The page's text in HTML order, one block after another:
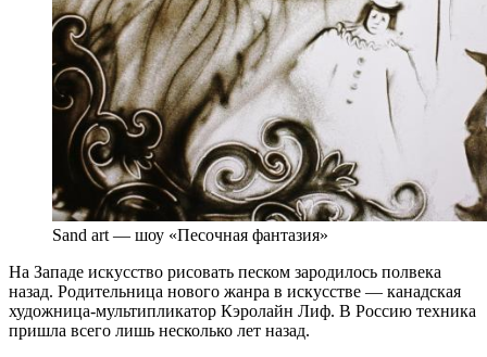
Sand art — шоу «Песочная фантазия»
На Западе искусство рисовать песком зародилось полвека
назад. Родительница нового жанра в искусстве — канадская
художница-мультипликатор Кэролайн Лиф. В Россию техника
пришла всего лишь несколько лет назад.